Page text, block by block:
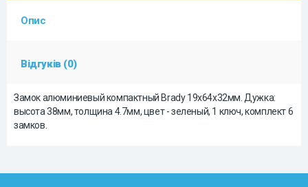
Опис
Відгуків (0)
Замок алюминиевый компактный Brady 19х64х32мм. Дужка:
высота 38мм, толщина 4.7мм, цвет - зеленый, 1 ключ, комплект 6
замков.